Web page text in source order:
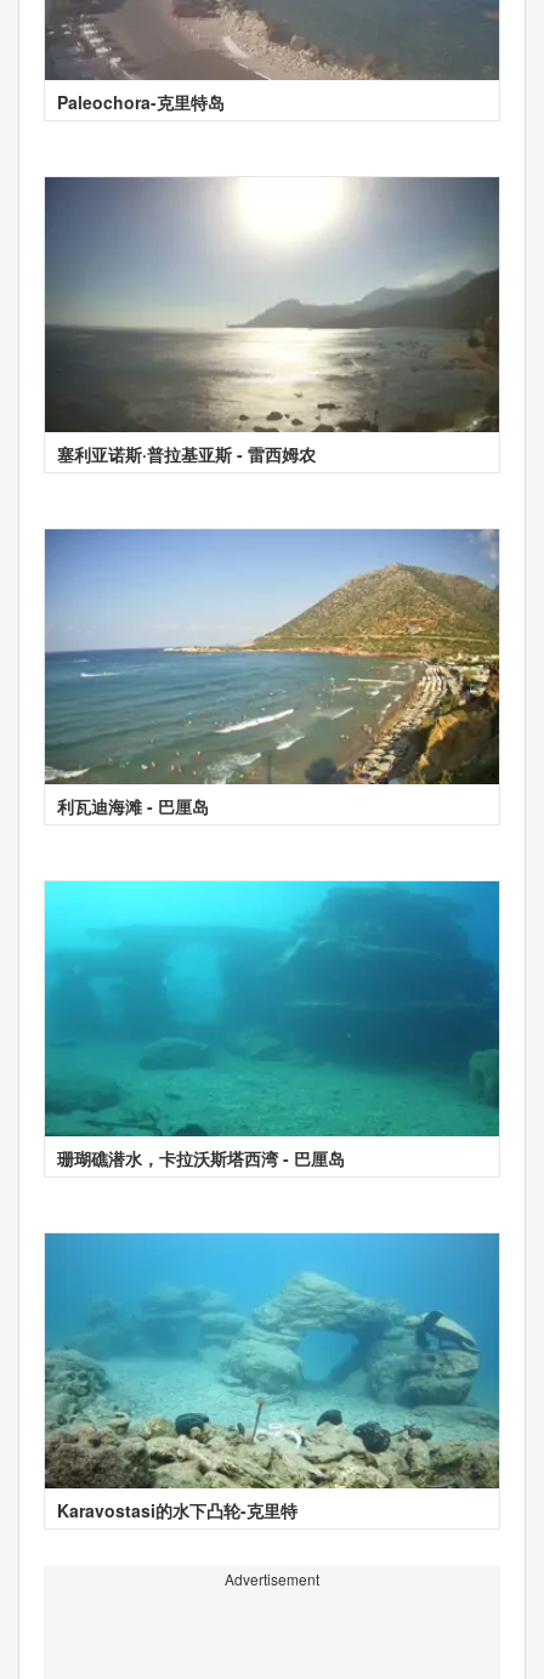
Paleochora-克里特岛
塞利亚诺斯·普拉基亚斯 - 雷西姆农
利瓦迪海滩 - 巴厘岛
珊瑚礁潜水，卡拉沃斯塔西湾 - 巴厘岛
Karavostasi的水下凸轮-克里特
Advertisement